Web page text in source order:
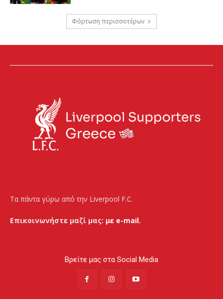
Φόρτωση περισσοτέρων
Τα πάντα γύρω από την Liverpool F.C.
Επικοινωνήστε μαζί μας: με e-mail.
Βρείτε μας στα Social Media